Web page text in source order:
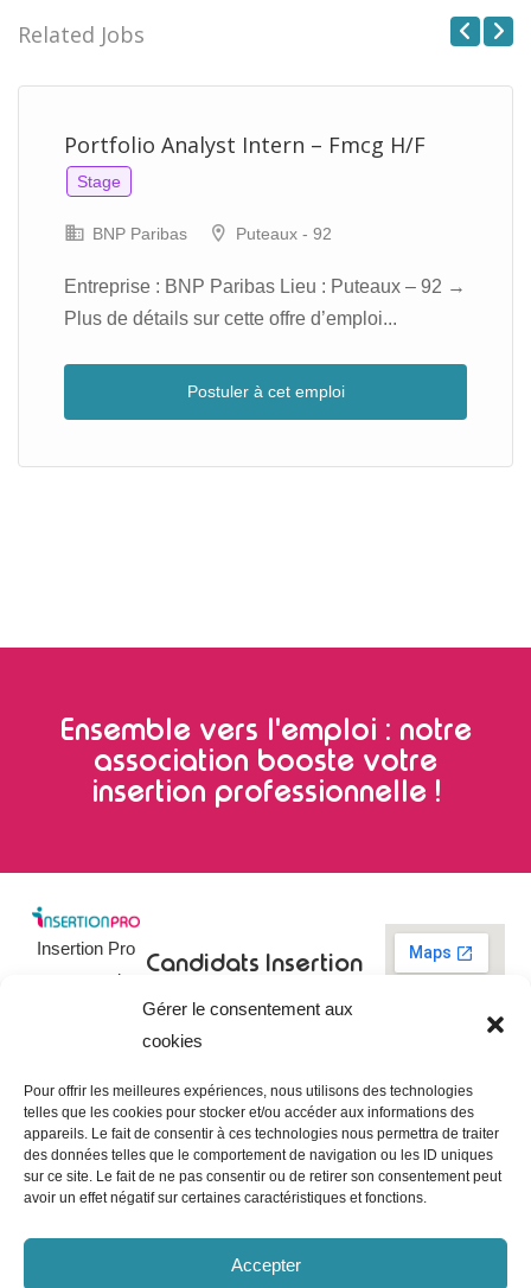
Gérer le consentement aux
cookies
Pour offrir les meilleures expériences, nous utilisons des technologies
telles que les cookies pour stocker et/ou accéder aux informations des
appareils. Le fait de consentir à ces technologies nous permettra de traiter
des données telles que le comportement de navigation ou les ID uniques
sur ce site. Le fait de ne pas consentir ou de retirer son consentement peut
avoir un effet négatif sur certaines caractéristiques et fonctions.
Accepter
Related Jobs
Portfolio Analyst Intern – Fmcg H/F
Stage
BNP Paribas Puteaux - 92
Entreprise : BNP Paribas Lieu : Puteaux – 92 →
Plus de détails sur cette offre d’emploi...
Postuler à cet emploi
Ensemble vers l'emploi : notre
association booste votre
insertion professionnelle !
Insertion Pro
est une action
pour
l’Insertion
Professionnelle ,
dédiée à
l’insertion et
Candidats
emploi
Tableau de
bord du
candidat
Entreprises
Poster une
Insertion
09 73 03 78
Contact
CGU
Mentions
légales
confidentialité